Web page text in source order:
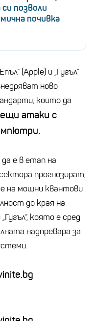
позволи
почивка
(Apple) и „Гугъл“
ново
които да
атаки с
е в етап на
прогнозират,
на мощни квантови
до края на
която е сред
надпревара за